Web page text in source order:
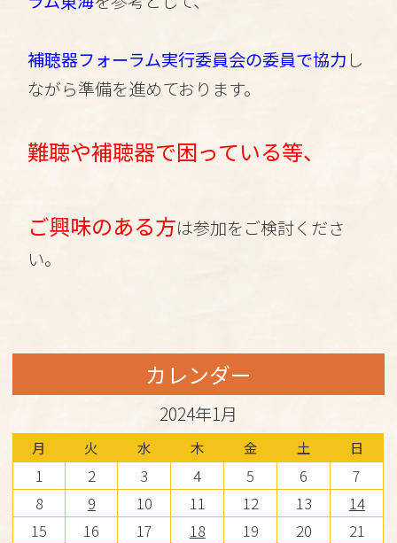
補聴器フォーラム実行委員会の委員で協力 し
ながら準備を進めております。
難聴や補聴器で困っている等、
ご興味のある方は参加をご検討くださ
い。
カレンダー
2024年1月
月 火 水 木 金 土 日
1 2 3 4 5 6
7
8
9 10 11 12 13
14
15
16 17 18 19 20
21